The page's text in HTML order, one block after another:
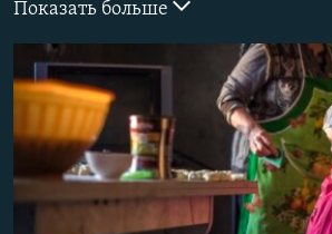
КРЫМ.НЕПОКОРЕННЫЙ
ELIFBE
УКРАИНСКАЯ ПРОБЛЕМА КРЫМА
ПРИСОЕДИНЯЙТЕСЬ!
Все сайты RFE/RL
Показать больше